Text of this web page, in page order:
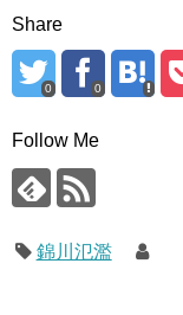
Share
0 0
Follow Me
錦川氾濫